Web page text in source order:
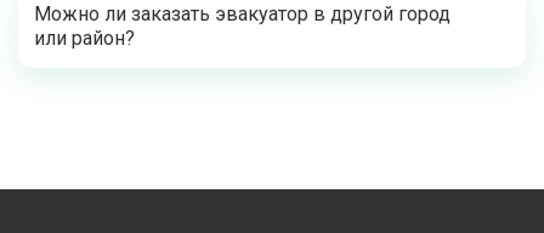
Можно ли заказать эвакуатор в другой город
или район?